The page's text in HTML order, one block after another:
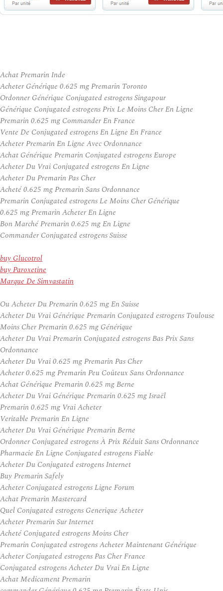
Achat Premarin Inde
Acheter Générique 0.625 mg Premarin Toronto
Ordonner Générique Conjugated estrogens Singapour
Générique Conjugated estrogens Prix Le Moins Cher En Ligne
Premarin 0.625 mg Commander En France
Vente De Conjugated estrogens En Ligne En France
Acheter Premarin En Ligne Avec Ordonnance
Achat Générique Premarin Conjugated estrogens Europe
Acheter Du Vrai Conjugated estrogens En Ligne
Acheter Du Premarin Pas Cher
Acheté 0.625 mg Premarin Sans Ordonnance
Premarin Conjugated estrogens Le Moins Cher Générique
0.625 mg Premarin Acheter En Ligne
Bon Marché Premarin 0.625 mg En Ligne
Commander Conjugated estrogens Suisse
buy Glucotrol
buy Paroxetine
Marque De Simvastatin
Ou Acheter Du Premarin 0.625 mg En Suisse
Acheter Du Vrai Générique Premarin Conjugated estrogens Toulouse
Moins Cher Premarin 0.625 mg Générique
Acheter Du Vrai Premarin Conjugated estrogens Bas Prix Sans
Ordonnance
Acheter Du Vrai 0.625 mg Premarin Pas Cher
Acheter 0.625 mg Premarin Peu Coûteux Sans Ordonnance
Achat Générique Premarin 0.625 mg Berne
Acheter Du Vrai Générique Premarin 0.625 mg Israël
Premarin 0.625 mg Vrai Acheter
Veritable Premarin En Ligne
Acheter Du Vrai Générique Premarin Berne
Ordonner Conjugated estrogens À Prix Réduit Sans Ordonnance
Pharmacie En Ligne Conjugated estrogens Fiable
Acheter Du Conjugated estrogens Internet
Buy Premarin Safely
Acheter Conjugated estrogens Ligne Forum
Achat Premarin Mastercard
Quel Conjugated estrogens Generique Acheter
Acheter Premarin Sur Internet
Acheté Conjugated estrogens Moins Cher
Premarin Conjugated estrogens Acheter Maintenant Générique
Acheter Conjugated estrogens Pas Cher France
Conjugated estrogens Acheter Du Vrai En Ligne
Achat Medicament Premarin